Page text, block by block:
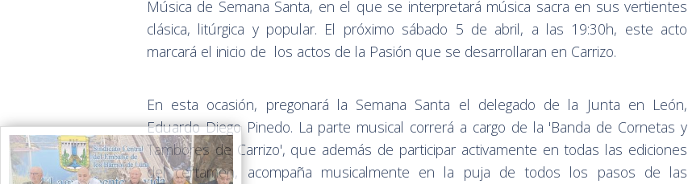
Música de Semana Santa, en el que se interpretará música sacra en sus vertientes
clásica, litúrgica y popular. El próximo sábado 5 de abril, a las 19:30h, este acto
marcará el inicio de los actos de la Pasión que se desarrollaran en Carrizo.
En esta ocasión, pregonará la Semana Santa el delegado de la Junta en León,
Eduardo Diego Pinedo. La parte musical correrá a cargo de la 'Banda de Cornetas y
Tambores de Carrizo', que además de participar activamente en todas las ediciones
del certamen, acompaña musicalmente en la puja de todos los pasos de las